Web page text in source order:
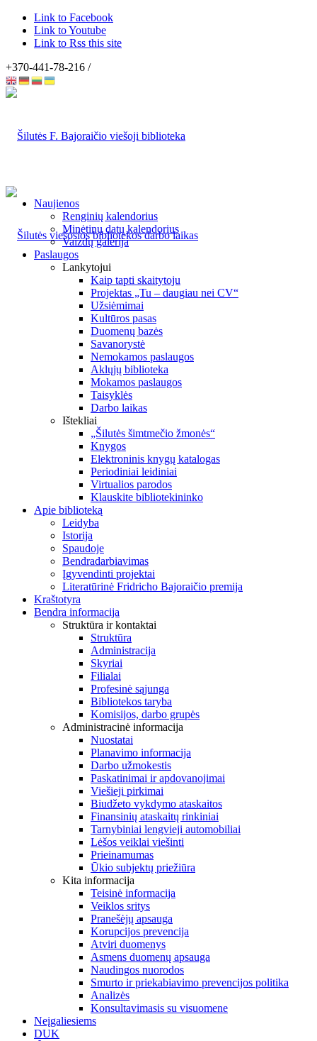
Link to Facebook
Link to Youtube
Link to Rss this site
+370-441-78-216 /
Naujienos
Renginių kalendorius
Minėtinų datų kalendorius
Vaizdų galerija
Paslaugos
Lankytojui
Kaip tapti skaitytoju
Projektas „Tu – daugiau nei CV“
Užsiėmimai
Kultūros pasas
Duomenų bazės
Savanorystė
Nemokamos paslaugos
Aklųjų biblioteka
Mokamos paslaugos
Taisyklės
Darbo laikas
Ištekliai
„Šilutės šimtmečio žmonės“
Knygos
Elektroninis knygų katalogas
Periodiniai leidiniai
Virtualios parodos
Klauskite bibliotekininko
Apie biblioteką
Leidyba
Istorija
Spaudoje
Bendradarbiavimas
Įgyvendinti projektai
Literatūrinė Fridricho Bajoraičio premija
Kraštotyra
Bendra informacija
Struktūra ir kontaktai
Struktūra
Administracija
Skyriai
Filialai
Profesinė sąjunga
Bibliotekos taryba
Komisijos, darbo grupės
Administracinė informacija
Nuostatai
Planavimo informacija
Darbo užmokestis
Paskatinimai ir apdovanojimai
Viešieji pirkimai
Biudžeto vykdymo ataskaitos
Finansinių ataskaitų rinkiniai
Tarnybiniai lengvieji automobiliai
Lėšos veiklai viešinti
Prieinamumas
Ūkio subjektų priežiūra
Kita informacija
Teisinė informacija
Veiklos sritys
Pranešėjų apsauga
Korupcijos prevencija
Atviri duomenys
Asmens duomenų apsauga
Naudingos nuorodos
Smurto ir priekabiavimo prevencijos politika
Analizės
Konsultavimasis su visuomene
Neįgaliesiems
DUK